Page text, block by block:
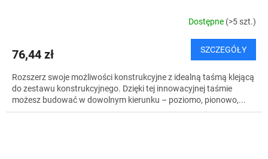
Dostępne (>5 szt.)
76,44 zł SZCZEGÓŁY
Rozszerz swoje możliwości konstrukcyjne z idealną taśmą klejącą
do zestawu konstrukcyjnego. Dzięki tej innowacyjnej taśmie
możesz budować w dowolnym kierunku – poziomo, pionowo,...